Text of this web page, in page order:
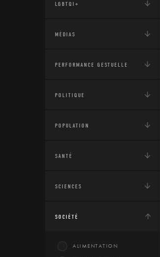
LGBTQI+
MÉDIAS
PERFORMANCE GESTUELLE
POLITIQUE
POPULATION
SANTÉ
SCIENCES
SOCIÉTÉ
ALIMENTATION